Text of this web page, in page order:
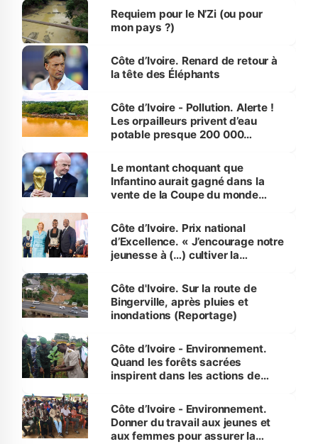
Requiem pour le N’Zi (ou pour
mon pays ?)
Côte d’Ivoire. Renard de retour à
la tête des Éléphants
Côte d’Ivoire - Pollution. Alerte !
Les orpailleurs privent d’eau
potable presque 200 000
Le montant choquant que
Infantino aurait gagné dans la
vente de la Coupe du monde
Côte d’Ivoire. Prix national
d’Excellence. « J’encourage notre
jeunesse à (…) cultiver la
(Alassane Ouattara
Côte d'Ivoire. Sur la route de
Bingerville, après pluies et
inondations (Reportage)
Côte d’Ivoire - Environnement.
Quand les forêts sacrées
inspirent dans les actions de
Côte d’Ivoire - Environnement.
Donner du travail aux jeunes et
aux femmes pour assurer la